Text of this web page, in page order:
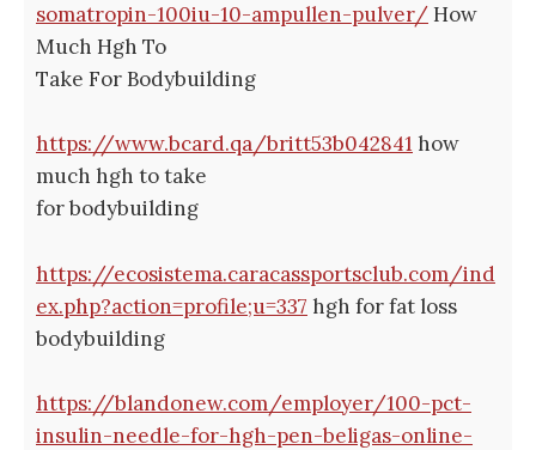
somatropin-100iu-10-ampullen-pulver/How
Much Hgh To
Take For Bodybuilding
https://www.bcard.qa/britt53b042841 how
much hgh to take
for bodybuilding
https://ecosistema.caracassportsclub.com/ind
ex.php?action=profile;u=337 hgh for fat loss
bodybuilding
https://blandonew.com/employer/100-pct-
insulin-needle-for-hgh-pen-beligas-online-